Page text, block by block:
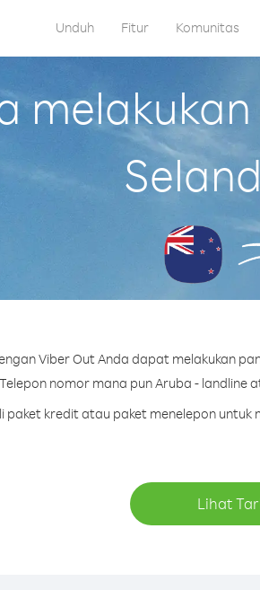
Unduh Fitur Komunitas
Viber Out Anda dapat melakukan
Telepon nomor mana pun Aruba - landline
paket kredit atau paket menelepon
Lihat